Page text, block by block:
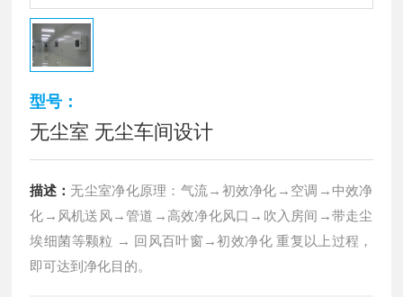
型号：
无尘室 无尘车间设计
描述： 无尘室净化原理：气流→初效净化→空调→中效净
化→风机送风→管道→高效净化风口→吹入房间→带走尘
埃细菌等颗粒 → 回风百叶窗→初效净化 重复以上过程，
即可达到净化目的。